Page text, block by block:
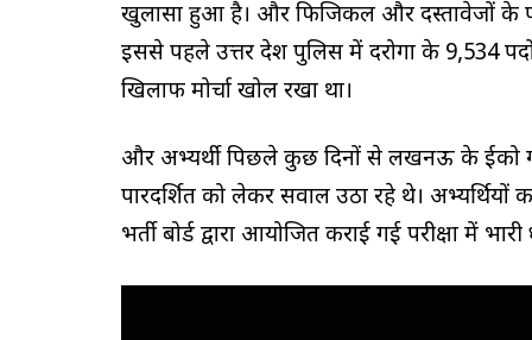
खुलासा हुआ है। और फिजिकल और दस्तावेजों के
इससे पहले उत्तर प्रदेश पुलिस में दरोगा के 9,534
खिलाफ मोर्चा खोल रखा था।
और अभ्यर्थी पिछले कुछ दिनों से लखनऊ के ईको
पारदर्शित को लेकर सवाल उठा रहे थे। अभ्यर्थियों
भर्ती बोर्ड द्वारा आयोजित कराई गई परीक्षा में